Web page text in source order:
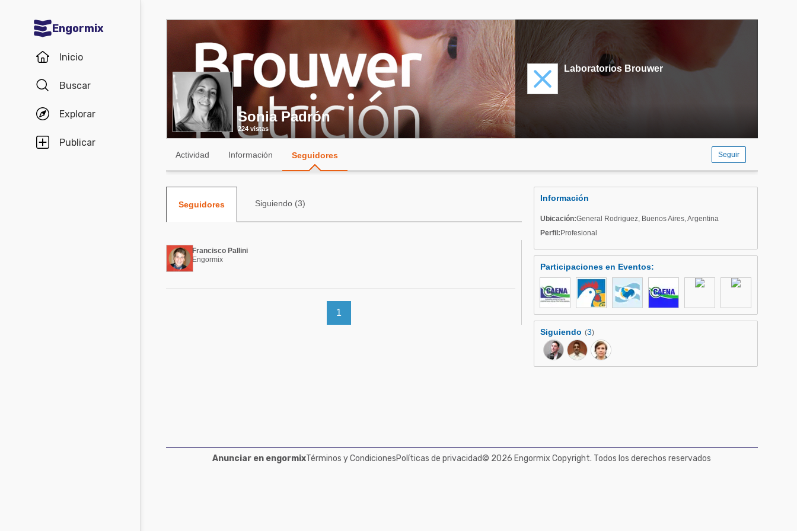
Engormix
Inicio
Buscar
Explorar
Publicar
Comunidades en español
Agricultura
Balanceados - Piensos
Avicultura
Ganadería
Porcicultura
Mascotas
Comunidades en inglés
Comunidades en portugués
Sonia Padrón
224 vistas
Laboratorios Brouwer
Actividad Información Seguidores Seguir
Seguidores Siguiendo (3)
Francisco Pallini
Engormix
1
Información
Ubicación:General Rodriguez, Buenos Aires,Argentina
Perfil: Profesional
Participaciones en Eventos:
Siguiendo (3)
Anunciar en engormixTérminos y CondicionesPolíticas de privacidad© 2026 Engormix Copyright. Todos los derechos reservados